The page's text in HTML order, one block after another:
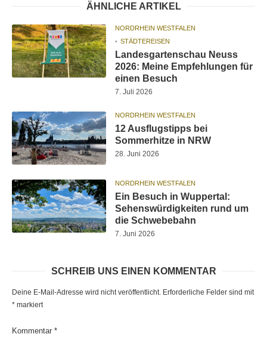
ÄHNLICHE ARTIKEL
NORDRHEIN WESTFALEN
STÄDTEREISEN
Landesgartenschau Neuss
2026: Meine Empfehlungen für
einen Besuch
7. Juli 2026
NORDRHEIN WESTFALEN
12 Ausflugstipps bei
Sommerhitze in NRW
28. Juni 2026
NORDRHEIN WESTFALEN
Ein Besuch in Wuppertal:
Sehenswürdigkeiten rund um
die Schwebebahn
7. Juni 2026
SCHREIB UNS EINEN KOMMENTAR
Deine E-Mail-Adresse wird nicht veröffentlicht. Erforderliche Felder sind mit
* markiert
Kommentar *